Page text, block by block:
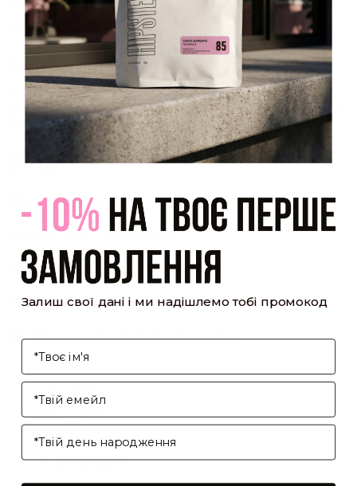
Закрити
Акаунт створено
Ви зареєструвалися на сайті Hipster.coffeeroasters і вже
можете користуватися особистим кабінетом, щоб отримувати
знижки та відстежувати історію замовлень!
мій профіль
Оптовий прайс
[cf7form cf7key="wholesale-popup"]
Обсмажування кави
[cf7form cf7key="roasting-popup"]
Умови доставки та оплати
Самовивіз
Залиш свої дані і ми надішлемо тобі промокод
І'мя
Enter your email address
Birthday